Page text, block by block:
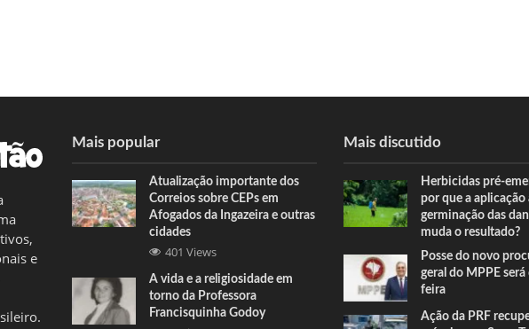
e
Mais popular
Atualização importante dos
Correios sobre CEPs em
Afogados da Ingazeira e outras
cidades
401 Views
A vida e a religiosidade em
torno da Professora
Francisquinha Godoy
Mais discutido
Herbicidas pré-
por que a aplicação
germinação das
muda o resultado?
Posse do novo
geral do MPPE
feira
Ação da PRF